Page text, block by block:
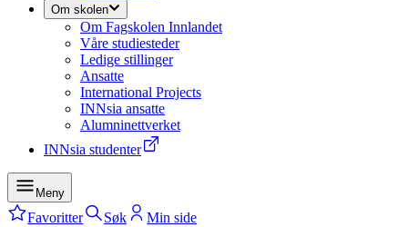
Om skolen
Om Fagskolen Innlandet
Våre studiesteder
Ledige stillinger
Ansatte
International Projects
INNsia ansatte
Alumninettverket
INNsia studenter
Meny
Favoritter Søk Min side